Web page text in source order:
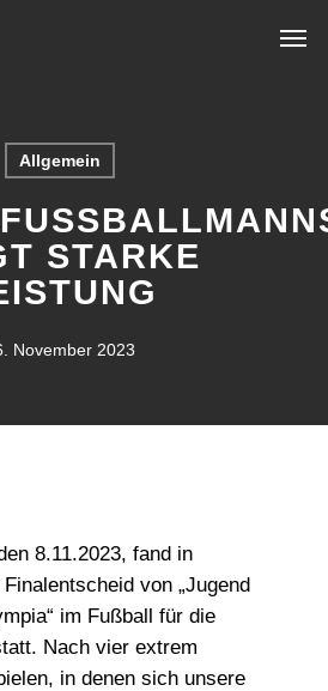
Allgemein
STARKE L
November 2023
8.11.2023, fand in
von „Jugend
im Fußball für die
Nach vier extrem
in denen sich unsere